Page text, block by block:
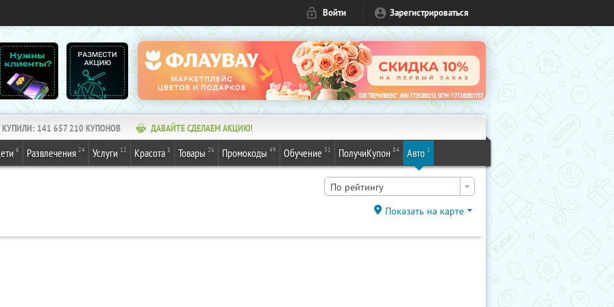
Войти Зарегистрироваться
КУПИЛИ: 141 657 210КУПОНОВ ДАВАЙТЕ СДЕЛАЕМ АКЦИЮ!
6 Развлечения 24 Услуги 12 Красота 1 Товары 26 Промокоды 49 Обучение 31 ПолучиКупон 84 Авто 1
По рейтингу
Показать на карте